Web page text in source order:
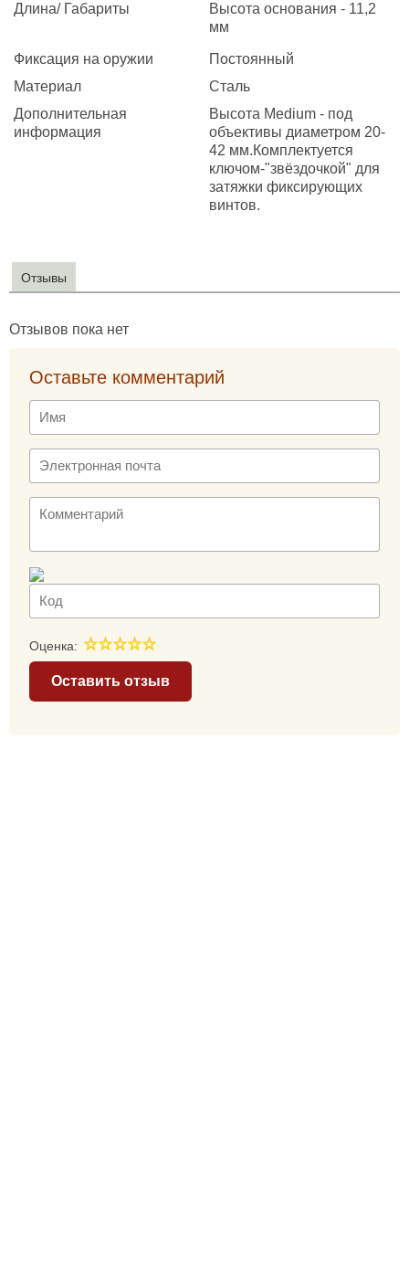
Длина/ Габариты
Высота основания - 11,2
мм
Фиксация на оружии
Постоянный
Материал
Сталь
Дополнительная
информация
Высота Medium - под
объективы диаметром 20-
42 мм.Комплектуется
ключом-"звёздочкой" для
затяжки фиксирующих
винтов.
Отзывы
Отзывов пока нет
Оставьте комментарий
Оценка:
Оставить отзыв